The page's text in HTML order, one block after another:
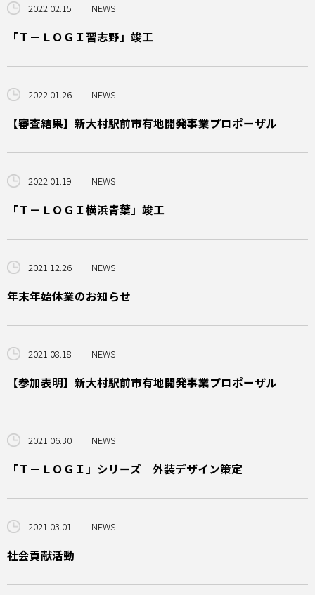
2022.02.15 NEWS
「Ｔ－ＬＯＧＩ習志野」竣工
2022.01.26 NEWS
【審査結果】新大村駅前市有地開発事業プロポーザル
2022.01.19 NEWS
「Ｔ－ＬＯＧＩ横浜青葉」竣工
2021.12.26 NEWS
年末年始休業のお知らせ
2021.08.18 NEWS
【参加表明】新大村駅前市有地開発事業プロポーザル
2021.06.30 NEWS
「Ｔ－ＬＯＧＩ」シリーズ 外装デザイン策定
2021.03.01 NEWS
社会貢献活動